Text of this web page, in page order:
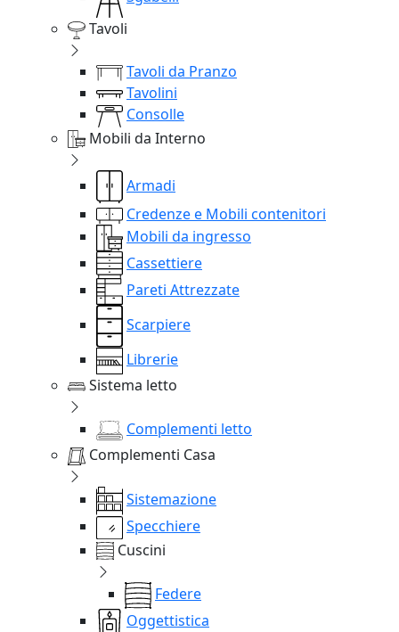
Tavoli
Tavoli da Pranzo
Tavolini
Consolle
Mobili da Interno
Armadi
Credenze e Mobili contenitori
Mobili da ingresso
Cassettiere
Pareti Attrezzate
Scarpiere
Librerie
Sistema letto
Complementi letto
Complementi Casa
Sistemazione
Specchiere
Cuscini
Federe
Oggettistica